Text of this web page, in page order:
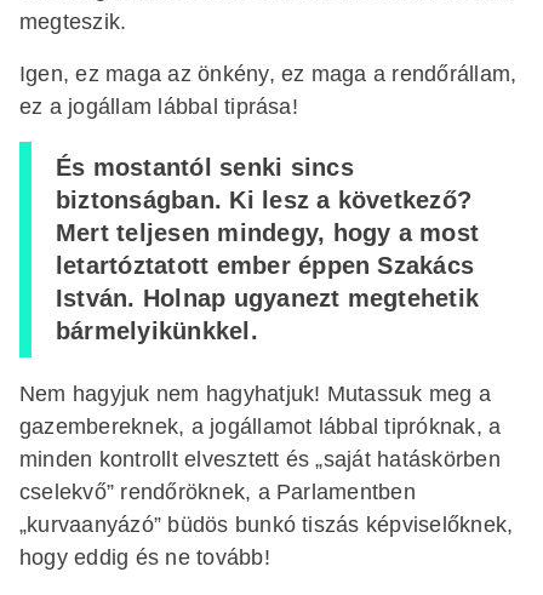
megteszik.
Igen, ez maga az önkény, ez maga a rendőrállam,
ez a jogállam lábbal tiprása!
És mostantól senki sincs
biztonságban. Ki lesz a következő?
Mert teljesen mindegy, hogy a most
letartóztatott ember éppen Szakács
István. Holnap ugyanezt megtehetik
bármelyikünkkel.
Nem hagyjuk nem hagyhatjuk! Mutassuk meg a
gazembereknek, a jogállamot lábbal tipróknak, a
minden kontrollt elvesztett és „saját hatáskörben
cselekvő” rendőröknek, a Parlamentben
„kurvaanyázó” büdös bunkó tiszás képviselőknek,
hogy eddig és ne tovább!